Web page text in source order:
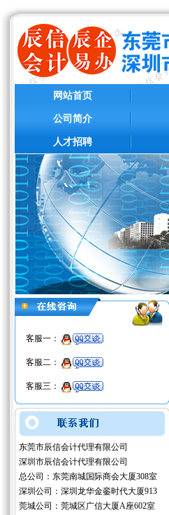
网站首页
公司简介
人才招聘
客服一：
客服二：
客服三：
东莞市辰信会计代理有限公司
深圳市辰信会计代理有限公司
总公司：东莞南城国际商会大厦308室
深圳公司：深圳龙华金銮时代大厦913
莞城公司：莞城区广信大厦A座602室